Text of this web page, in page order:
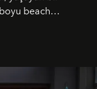
beach
buluşuyor.
bu özel